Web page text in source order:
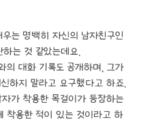
는 명백히 자신의 남자친구인
는 것 같았는데요.
의 대화 기록도 공개하며, 그가
하지 말라고 요구했다고 하죠.
가 착용한 목걸이가 등장하는
착용한 적이 있는 것이라고 하